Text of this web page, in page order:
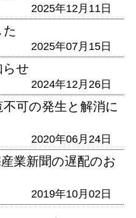
2025年12月11日
2025年07月15日
せ
2024年12月26日
可の発生と解消に
2020年06月24日
業新聞の遅配のお
2019年10月02日